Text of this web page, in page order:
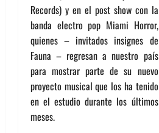
Records) y en el post show con la
banda electro pop Miami Horror,
quienes – invitados insignes de
Fauna – regresan a nuestro país
para mostrar parte de su nuevo
proyecto musical que los ha tenido
en el estudio durante los últimos
meses.